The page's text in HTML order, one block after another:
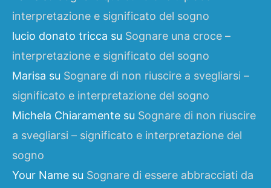
interpretazione e significato del sogno
lucio donato tricca su Sognare una croce –
interpretazione e significato del sogno
Marisa su Sognare di non riuscire a svegliarsi –
significato e interpretazione del sogno
Michela Chiaramente su Sognare di non riuscire
a svegliarsi – significato e interpretazione del
sogno
Your Name su Sognare di essere abbracciati da